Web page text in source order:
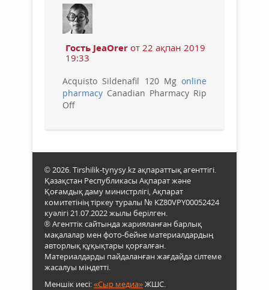
Гость JeaOrer от 22 ақпан 2019
19:33
Acquisto Sildenafil 120 Mg online
pharmacy Canadian Pharmacy Rip
Off
© 2026. Tirshilik-tynysy.kz ақпараттық агенттігі.
Қазақстан Республикасы Ақпарат және
Қоғамдық даму министрлігі, Ақпарат
комитетінің тіркеу туралы № KZ80VPY00052424
куәлігі 21.07.2022 жылы берілген.
® Агенттік сайтында жарияланған барлық
мақалалар мен фото-бейне материалдардың
авторлық құқықтары қорғалған.
Материалдарды пайдаланған жағдайда сілтеме
жасалуы міндетті.
Меншік иесі:«Сыр медиа»ЖШС.